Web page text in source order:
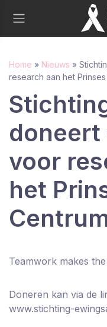
Home » Nieuws »
research aan het
voor
het
Teamwork makes
Doneren kan via de
www.stichting-